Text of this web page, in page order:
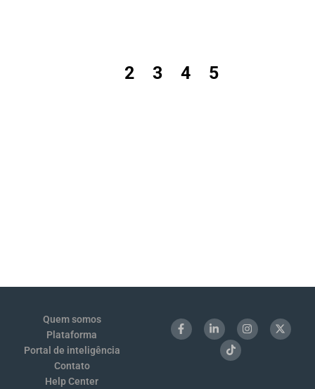
2 3 4 5
Quem somos
Plataforma
Portal de inteligência
Contato
Help Center